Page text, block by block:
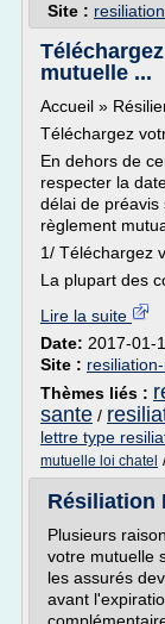
Site :
mutuelle ...
Accueil »
Téléchargez
En dehors de
respecter la
délai de préavis
règlement
1/ Téléchargez
La plupart des
Lire la suite
Date: 2017-01-
Site :
Thèmes liés :
sante /
lettre type
mutuelle loi chatel
Résiliation
Plusieurs
votre mutuelle
les assurés
avant